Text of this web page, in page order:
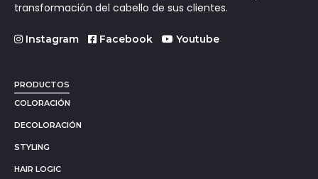
transformación del cabello de sus clientes.
Instagram Facebook Youtube
PRODUCTOS
COLORACIÓN
DECOLORACIÓN
STYLING
HAIR LOGIC